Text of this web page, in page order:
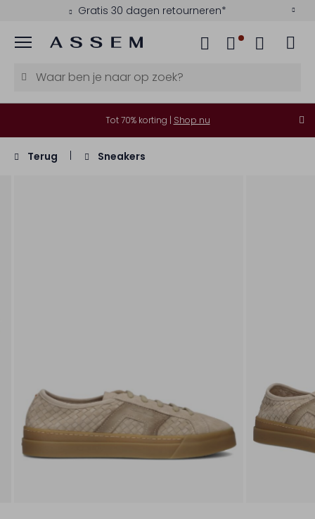
Gratis 30 dagen retourneren*
Menu
Tot 70% korting | Shop nu
Terug Sneakers